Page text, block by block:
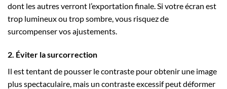
dont les autres verront l’exportation finale. Si votre écran est
trop lumineux ou trop sombre, vous risquez de
surcompenser vos ajustements.
2. Éviter la surcorrection
Il est tentant de pousser le contraste pour obtenir une image
plus spectaculaire, mais un contraste excessif peut déformer